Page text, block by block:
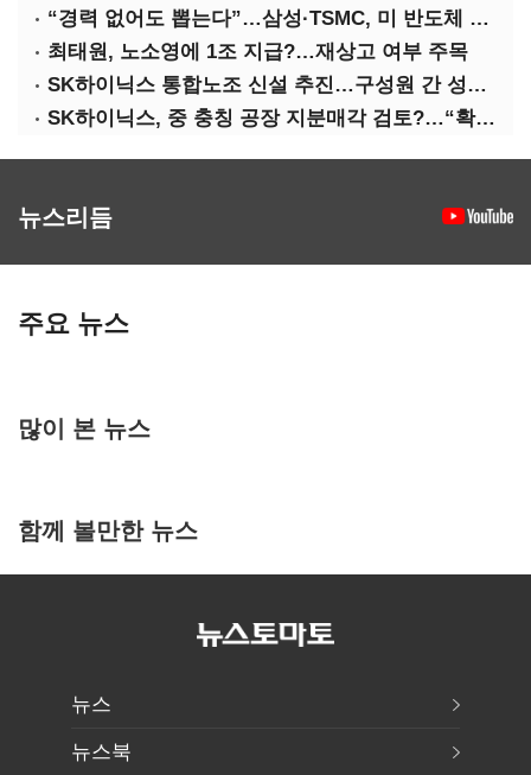
“경력 없어도 뽑는다”…삼성·TSMC, 미 반도체 인재 쟁탈전
최태원, 노소영에 1조 지급?…재상고 여부 주목
SK하이닉스 통합노조 신설 추진…구성원 간 성과급 불만 확산
SK하이닉스, 중 충칭 공장 지분매각 검토?…“확정된 바 없어”
뉴스리듬
주요 뉴스
많이 본 뉴스
함께 볼만한 뉴스
뉴스
뉴스북